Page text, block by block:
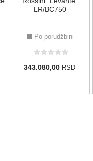
LR/BC750
Po porudžbini
343.080,00 RSD